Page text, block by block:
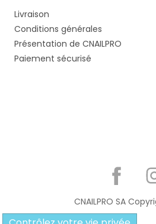
Livraison
Conditions générales
Présentation de CNAILPRO
Paiement sécurisé
CNAILPRO SA